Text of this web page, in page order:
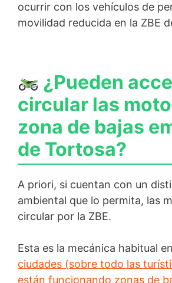
ocurrir con los vehículos de
movilidad reducida en la ZBE
¿Pueden
circular las
zona de bajas
de Tortosa?
A priori, si cuentan con un
ambiental que lo permita, las
circular por la ZBE.
Esta es la mecánica habitual en
ciudades (sobre todo las
están funcionando zonas de